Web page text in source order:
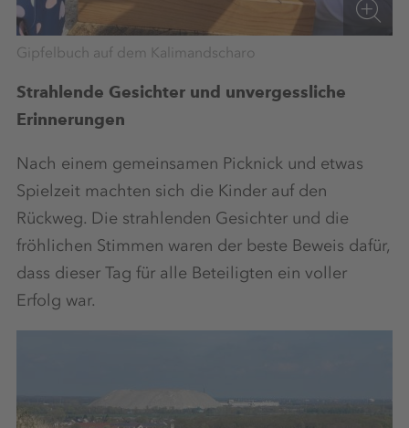
Gipfelbuch auf dem Kalimandscharo
Strahlende Gesichter und unvergessliche
Erinnerungen
Nach einem gemeinsamen Picknick und etwas
Spielzeit machten sich die Kinder auf den
Rückweg. Die strahlenden Gesichter und die
fröhlichen Stimmen waren der beste Beweis dafür,
dass dieser Tag für alle Beteiligten ein voller
Erfolg war.